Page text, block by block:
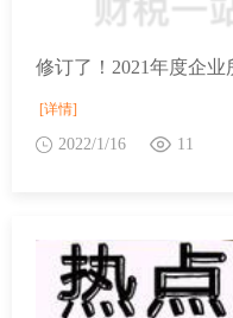
修订了！2021年度企
[详情]
2022/1/16 11